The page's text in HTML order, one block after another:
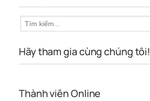
Hãy tham gia cùng chúng tôi!
Thành viên Online